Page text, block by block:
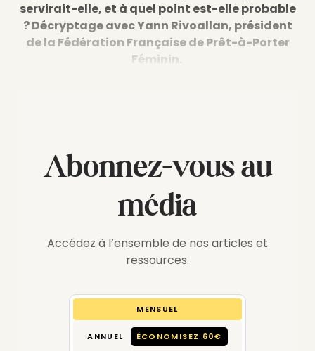
servirait-elle, et à quel point est-elle probable
? Décryptage avec Yann Rivoallan, président
de la Fédération Française de Prêt-à-Porter
Féminin.
Abonnez-vous au
média
Accédez à l’ensemble de nos articles et
ressources.
MENSUEL
ANNUEL ÉCONOMISEZ 60€